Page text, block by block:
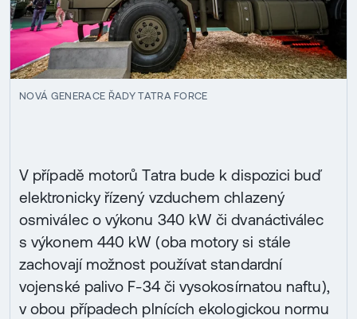
NOVÁ GENERACE ŘADY TATRA FORCE
V případě motorů Tatra bude k dispozici buď
elektronicky řízený vzduchem chlazený
osmiválec o výkonu 340 kW či dvanáctiválec
s výkonem 440 kW (oba motory si stále
zachovají možnost používat standardní
vojenské palivo F-34 či vysokosírnatou naftu),
v obou případech plnících ekologickou normu